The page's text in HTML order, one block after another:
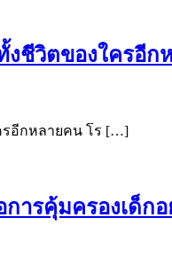
ชีวิตของใครอีก
อีกหลายคน โร […]
ารคุ้มครองเด็ก